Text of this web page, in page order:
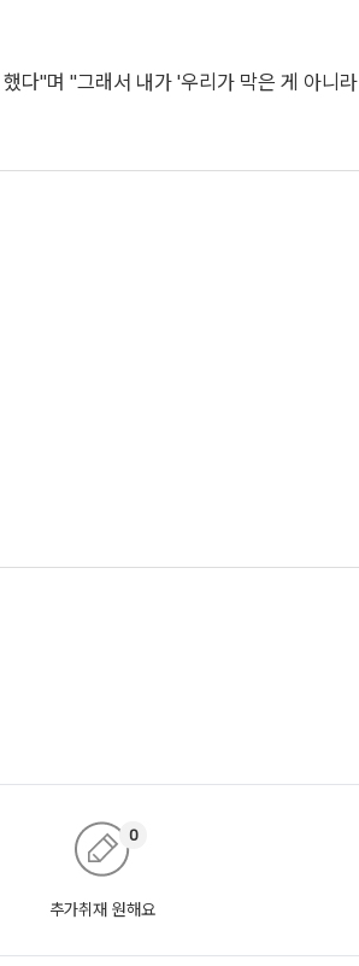
다"며 "그래서 내가 '우리가 막은 게 아니라
추가취재 원해요
0